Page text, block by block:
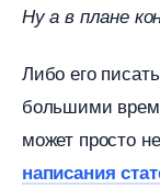
Ну а в плане
Либо его
ольшими
может просто
написания